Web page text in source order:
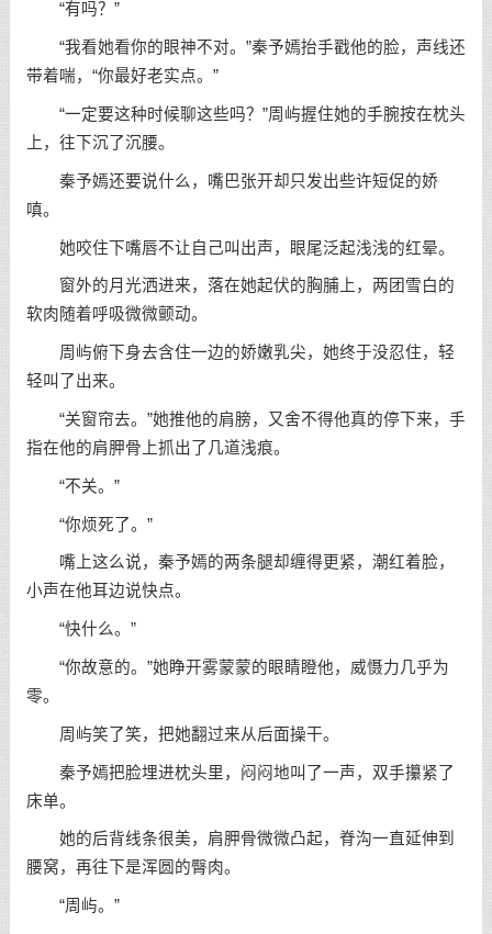
“有吗？”
“我看她看你的眼神不对。”秦予嫣抬手戳他的脸，声线还
带着喘，“你最好老实点。”
“一定要这种时候聊这些吗？”周屿握住她的手腕按在枕头
上，往下沉了沉腰。
秦予嫣还要说什么，嘴巴张开却只发出些许短促的娇
嗔。
她咬住下嘴唇不让自己叫出声，眼尾泛起浅浅的红晕。
窗外的月光洒进来，落在她起伏的胸脯上，两团雪白的
软肉随着呼吸微微颤动。
周屿俯下身去含住一边的娇嫩乳尖，她终于没忍住，轻
轻叫了出来。
“关窗帘去。”她推他的肩膀，又舍不得他真的停下来，手
指在他的肩胛骨上抓出了几道浅痕。
“不关。”
“你烦死了。”
嘴上这么说，秦予嫣的两条腿却缠得更紧，潮红着脸，
小声在他耳边说快点。
“快什么。”
“你故意的。”她睁开雾蒙蒙的眼睛瞪他，威慑力几乎为
零。
周屿笑了笑，把她翻过来从后面操干。
秦予嫣把脸埋进枕头里，闷闷地叫了一声，双手攥紧了
床单。
她的后背线条很美，肩胛骨微微凸起，脊沟一直延伸到
腰窝，再往下是浑圆的臀肉。
“周屿。”